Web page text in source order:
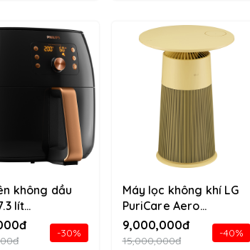
không dầu
lít
90 1234 d-flex
-30%
Máy lọc không khí LG
PuriCare Aero
Furniture AS20GPYU0
Vàng 1234 d-flex flex-
9,000,000đ
15,000,000đ
-40%